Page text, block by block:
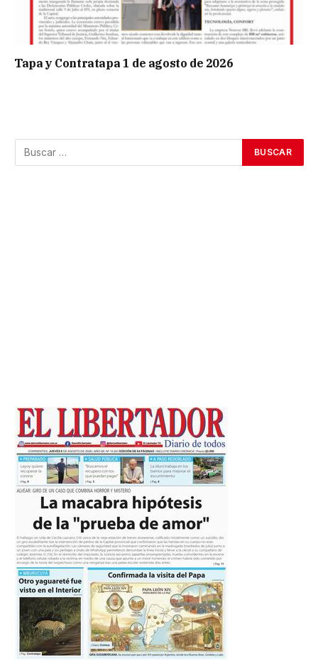
Tapa y Contratapa 1 de agosto de 2026